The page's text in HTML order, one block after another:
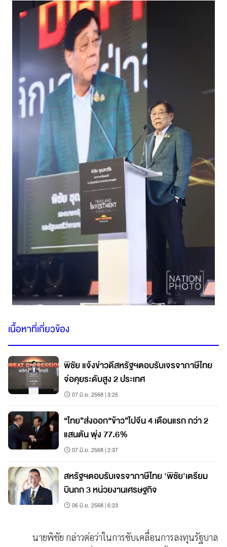
เนื้อหาที่เกี่ยวข้อง
พิชัย แจ้งข่าวดีสหรัฐฯตอบรับเจรจาภาษีไทย
จ่อคุยระดับสูง 2 ประเทศ
07 มิ.ย. 2568 | 3:25
“ไทย”ส่งออก“ข้าว”ไปจีน 4 เดือนแรก กว่า 2
แสนตัน พุ่ง 77.6%
07 มิ.ย. 2568 | 2:37
สหรัฐฯตอบรับเจรจาภาษีไทย 'พิชัย'เตรียม
บินถก 3 หน่วยงานเศรษฐกิจ
06 มิ.ย. 2568 | 6:23
นายพิชัย กล่าวต่อว่าในการขับเคลื่อนการลงทุนรัฐบาล